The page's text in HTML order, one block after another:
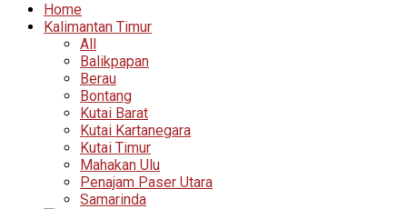
Home
Kalimantan Timur
All
Balikpapan
Berau
Bontang
Kutai Barat
Kutai Kartanegara
Kutai Timur
Mahakan Ulu
Penajam Paser Utara
Samarinda